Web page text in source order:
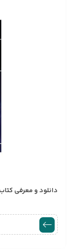
دانلود و معرفی